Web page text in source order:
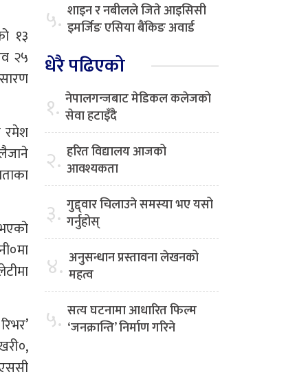
१३
२५
रमेश
५. शाइन र नबीलले जिते आइसिसी
इमर्जिङ एसिया बैंकिङ अवार्ड
धेरै पढिएको
१. नेपालगन्जबाट मेडिकल कलेजको
सेवा हटाइँदै
२. हरित विद्यालय आजको
आवश्यकता
३. गुद्द्वार चिलाउने समस्या भए यसो
गर्नुहोस्
४. अनुसन्धान प्रस्तावना लेखनको
महत्व
५. सत्य घटनामा आधारित फिल्म
‘जनक्रान्ति’ निर्माण गरिने